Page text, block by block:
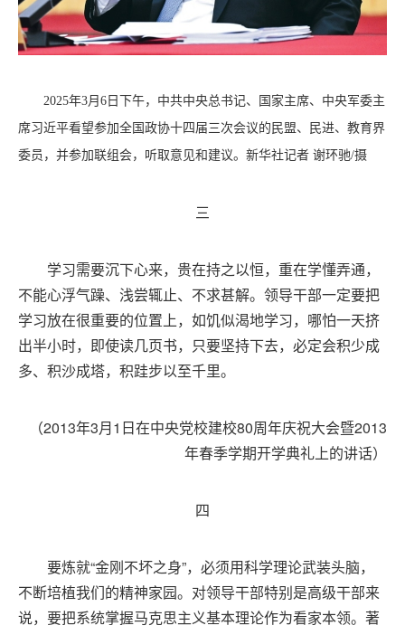
2025年3月6日下午，中共中央总书记、国家主席、中央军委主
席习近平看望参加全国政协十四届三次会议的民盟、民进、教育界
委员，并参加联组会，听取意见和建议。新华社记者 谢环驰/摄
三
学习需要沉下心来，贵在持之以恒，重在学懂弄通，
不能心浮气躁、浅尝辄止、不求甚解。领导干部一定要把
学习放在很重要的位置上，如饥似渴地学习，哪怕一天挤
出半小时，即使读几页书，只要坚持下去，必定会积少成
多、积沙成塔，积跬步以至千里。
（2013年3月1日在中央党校建校80周年庆祝大会暨2013
年春季学期开学典礼上的讲话）
四
要炼就“金刚不坏之身”，必须用科学理论武装头脑，
不断培植我们的精神家园。对领导干部特别是高级干部来
说，要把系统掌握马克思主义基本理论作为看家本领。著